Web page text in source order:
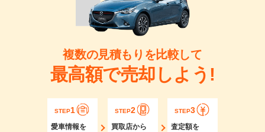
複数の見積もりを比較して
最高額で売却しよう!
STEP1
愛車情報を
STEP2
買取店から
STEP3
査定額を